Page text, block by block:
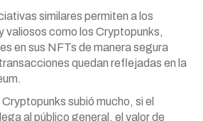
similares permiten a los
valiosos como los Cryptopunks,
en sus NFTs de manera segura
quedan reflejadas en la
subió mucho, si el
al público general, el valor de